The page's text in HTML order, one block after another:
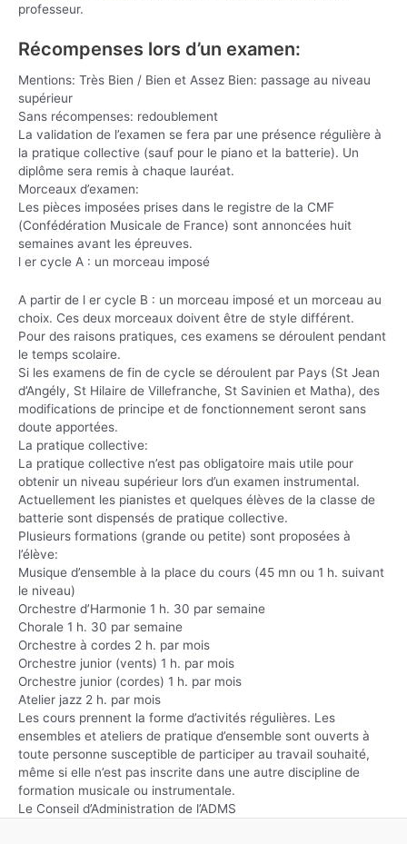
professeur.
Récompenses lors d’un examen:
Mentions: Très Bien / Bien et Assez Bien: passage au niveau
supérieur
Sans récompenses: redoublement
La validation de l’examen se fera par une présence régulière à
la pratique collective (sauf pour le piano et la batterie). Un
diplôme sera remis à chaque lauréat.
Morceaux d’examen:
Les pièces imposées prises dans le registre de la CMF
(Confédération Musicale de France) sont annoncées huit
semaines avant les épreuves.
l er cycle A : un morceau imposé
A partir de l er cycle B : un morceau imposé et un morceau au
choix. Ces deux morceaux doivent être de style différent.
Pour des raisons pratiques, ces examens se déroulent pendant
le temps scolaire.
Si les examens de fin de cycle se déroulent par Pays (St Jean
d’Angély, St Hilaire de Villefranche, St Savinien et Matha), des
modifications de principe et de fonctionnement seront sans
doute apportées.
La pratique collective:
La pratique collective n’est pas obligatoire mais utile pour
obtenir un niveau supérieur lors d’un examen instrumental.
Actuellement les pianistes et quelques élèves de la classe de
batterie sont dispensés de pratique collective.
Plusieurs formations (grande ou petite) sont proposées à
l’élève:
Musique d’ensemble à la place du cours (45 mn ou 1 h. suivant
le niveau)
Orchestre d’Harmonie 1 h. 30 par semaine
Chorale 1 h. 30 par semaine
Orchestre à cordes 2 h. par mois
Orchestre junior (vents) 1 h. par mois
Orchestre junior (cordes) 1 h. par mois
Atelier jazz 2 h. par mois
Les cours prennent la forme d’activités régulières. Les
ensembles et ateliers de pratique d’ensemble sont ouverts à
toute personne susceptible de participer au travail souhaité,
même si elle n’est pas inscrite dans une autre discipline de
formation musicale ou instrumentale.
Le Conseil d’Administration de l’ADMS